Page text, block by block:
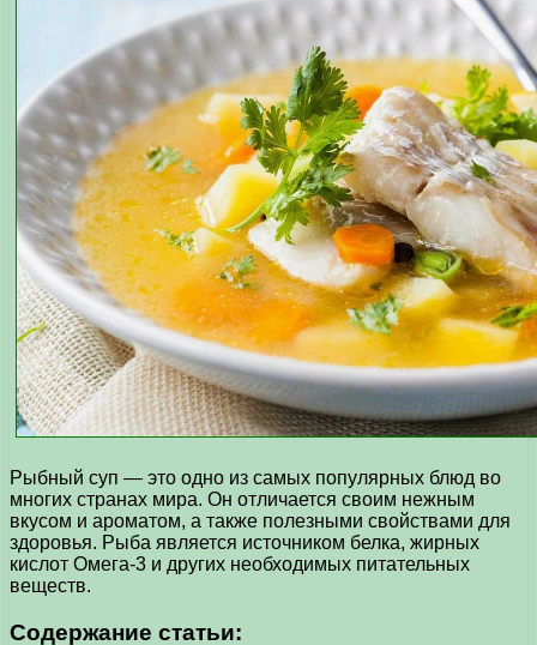
Рыбный суп — это одно из самых популярных блюд во
многих странах мира. Он отличается своим нежным
вкусом и ароматом, а также полезными свойствами для
здоровья. Рыба является источником белка, жирных
кислот Омега-3 и других необходимых питательных
веществ.
Содержание статьи: